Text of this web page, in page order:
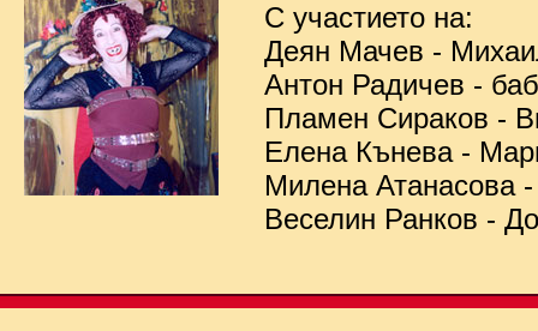
С участието на:
Деян Мачев -
Антон Радичев -
Пламен Сираков -
Елена Кънева -
Милена Атанасова
Веселин Ранков -